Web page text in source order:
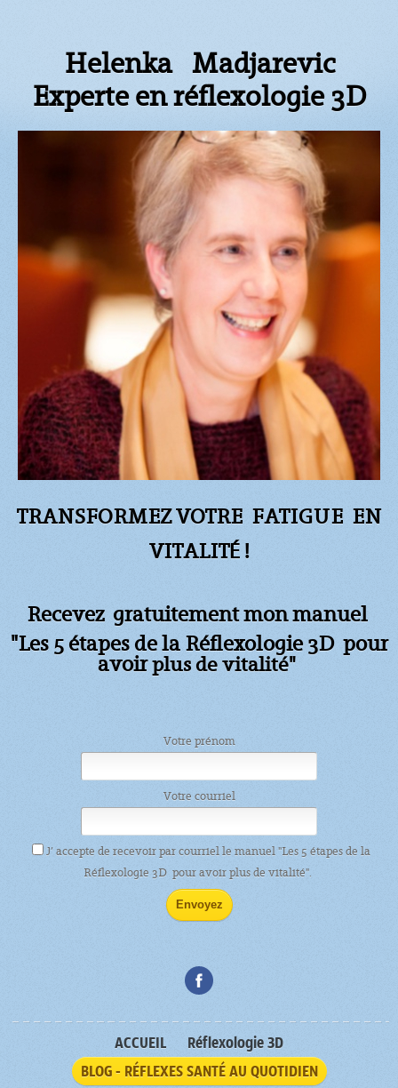
Helenka Madjarevic
Experte en réflexologie 3D
TRANSFORMEZ VOTRE FATIGUE EN
VITALITÉ !
Recevez gratuitement mon manuel
"Les 5 étapes de la Réflexologie 3D pour
avoirplus de vitalité"
Votre prénom
Votre courriel
J’ accepte de recevoir par courriel le manuel "Les 5 étapes de la
Réflexologie 3D pour avoir plus de vitalité".
ACCUEIL
Réflexologie 3D
BLOG - RÉFLEXES SANTÉ AU QUOTIDIEN